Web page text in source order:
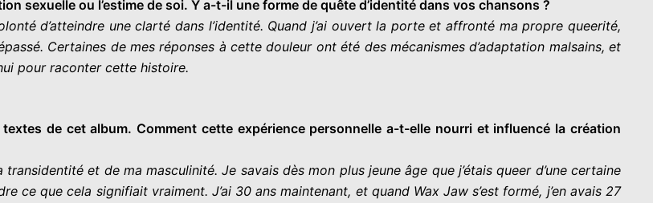
sexuelle ou l’estime de soi. Y a-t-il une forme de quête d’identité dans vos chansons ?
d’atteindre une clarté dans l’identité. Quand j’ai ouvert la porte et affronté ma propre queerité,
Certaines de mes réponses à cette douleur ont été des mécanismes d’adaptation malsains, et
pour raconter cette histoire.
de cet album. Comment cette expérience personnelle a-t-elle nourri et influencé la création
et de ma masculinité. Je savais dès mon plus jeune âge que j’étais queer d’une certaine
ce que cela signifiait vraiment. J’ai 30 ans maintenant, et quand Wax Jaw s’est formé, j’en avais 27